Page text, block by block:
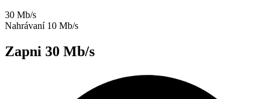
30 Mb/s
Nahrávaní 10 Mb/s
Zapni 30 Mb/s